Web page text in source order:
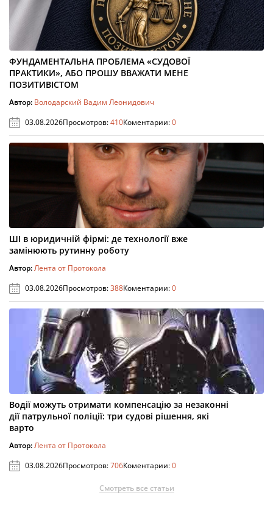
ФУНДАМЕНТАЛЬНА ПРОБЛЕМА «СУДОВОЇ
ПРАКТИКИ», АБО ПРОШУ ВВАЖАТИ МЕНЕ
ПОЗИТИВІСТОМ
Автор: Володарский Вадим Леонидович
03.08.2026Просмотров:410Коментарии:0
ШІ в юридичній фірмі: де технології вже
замінюють рутинну роботу
Автор:Лента от Протокола
03.08.2026Просмотров:388Коментарии:0
Водії можуть отримати компенсацію за незаконні
дії патрульної поліції: три судові рішення, які
варто
Автор:Лента от Протокола
03.08.2026Просмотров:706Коментарии:0
Смотреть все статьи